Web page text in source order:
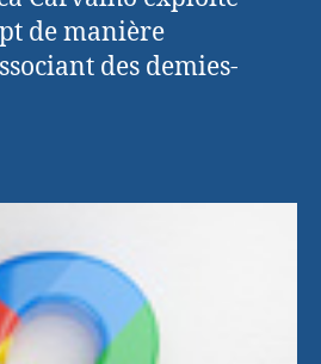
de manière
des demies-